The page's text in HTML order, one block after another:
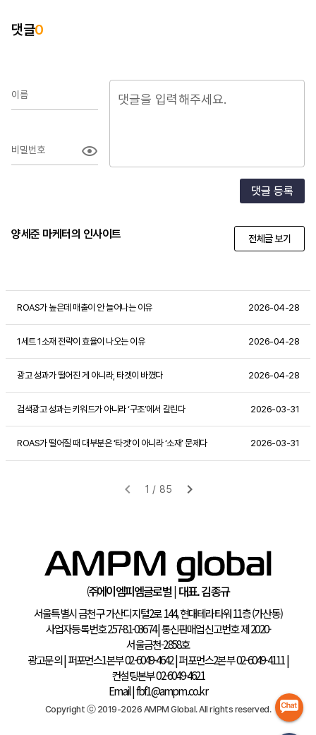
댓글0
이름
비밀번호
댓글 등록
양세준 마케터의 인사이트 전체글 보기
ROAS가 높은데 매출이 안 늘어나는 이유 2026-04-28
1세트 1소재 전략이 효율이 나오는 이유 2026-04-28
광고 성과가 떨어진 게 아니라, 타겟이 바꼈다 2026-04-28
검색광고 성과는 키워드가 아니라 ‘구조’에서 갈린다 2026-03-31
ROAS가 떨어질 때 대부분은 ‘타겟’이 아니라 ‘소재’ 문제다 2026-03-31